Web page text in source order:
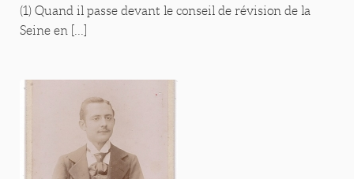
(1) Quand il passe devant le conseil de révision de la
Seine en [...]